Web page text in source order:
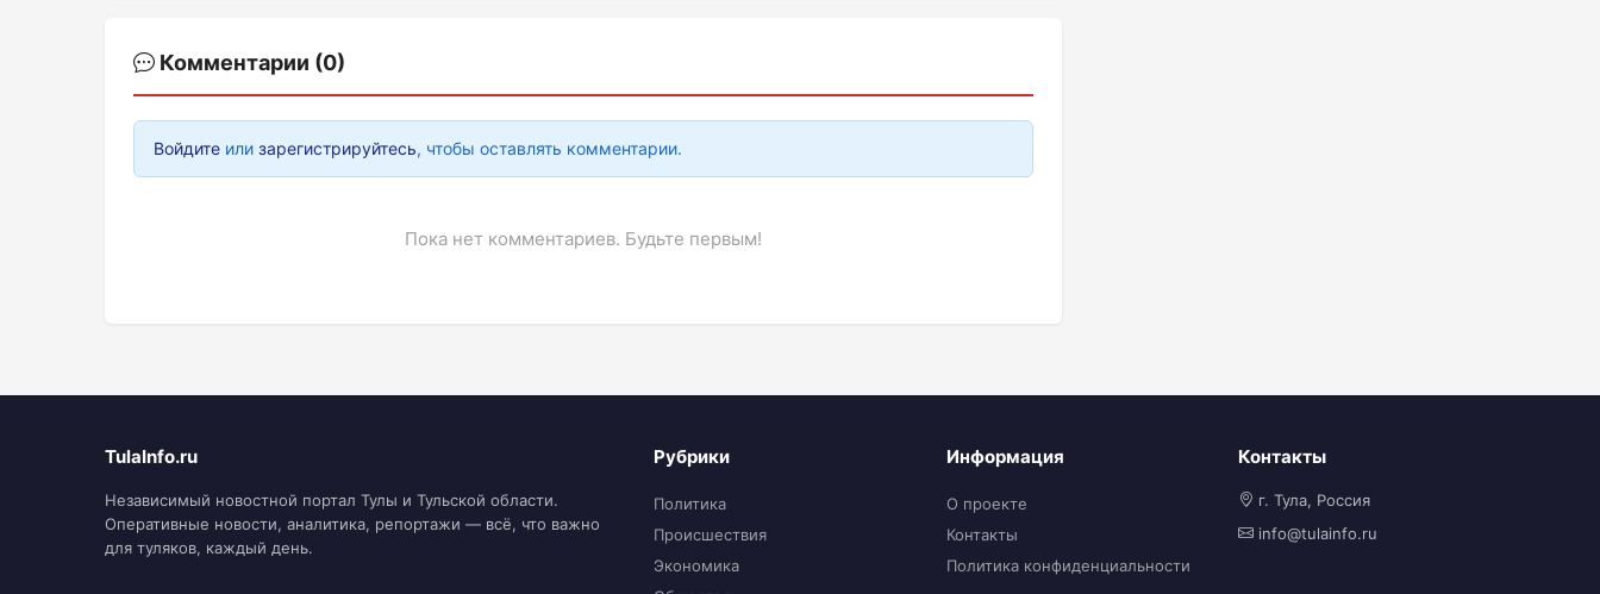
Комментарии (0)
Войдите или зарегистрируйтесь, чтобы оставлять комментарии.
Пока нет комментариев. Будьте первым!
TulaInfo.ru
Независимый новостной портал Тулы и Тульской области.
Оперативные новости, аналитика, репортажи — всё, что важно
для туляков, каждый день.
Рубрики
Политика
Происшествия
Экономика
Информация
О проекте
Контакты
Политика конфиденциальности
Контакты
г. Тула, Россия
info@tulainfo.ru